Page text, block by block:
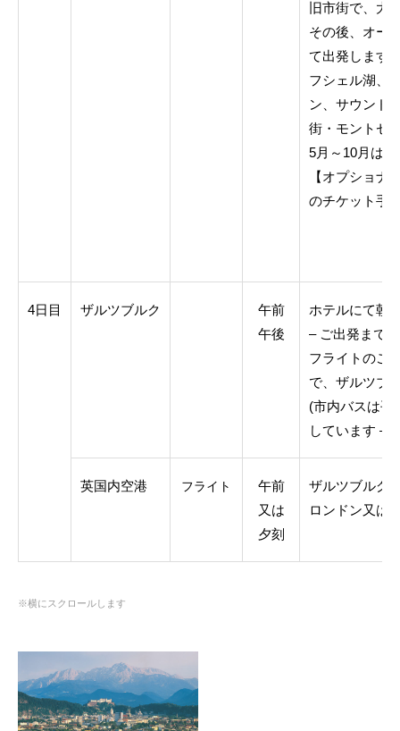
旧市街で、大
その後、オー
て出発します
フシェル湖、
ン、サウンド
街・モントゼ
5月～10月は
【オプショナ
のチケット手
4日目 ザルツブルク
午前
午後
ホテルにて朝
– ご出発まで
フライトのご
で、ザルツブ
(市内バスは平
しています –
英国内空港 フライト
午前
又は
夕刻
ザルツブルグ
ロンドン又は
※横にスクロールします